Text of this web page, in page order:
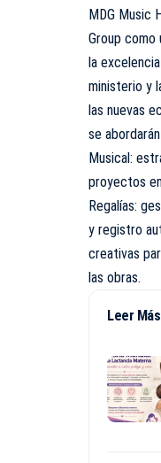
MDG Music
Group como
la
ministerio y
las nuevas
se
Musical:
proyectos
Regalías:
y registro
creativas
las obras.
Leer Más